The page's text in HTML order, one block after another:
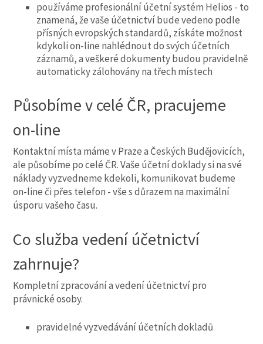
používáme profesionální účetní systém Helios - to
znamená, že vaše účetnictví bude vedeno podle
přísných evropských standardů, získáte možnost
kdykoli on-line nahlédnout do svých účetních
záznamů, a veškeré dokumenty budou pravidelně
automaticky zálohovány na třech místech
Působíme v celé ČR, pracujeme
on-line
Kontaktní místa máme v Praze a Českých Budějovicích,
ale působíme po celé ČR. Vaše účetní doklady si na své
náklady vyzvedneme kdekoli, komunikovat budeme
on-line či přes telefon - vše s důrazem na maximální
úsporu vašeho času.
Co služba vedení účetnictví
zahrnuje?
Kompletní zpracování a vedení účetnictví pro
právnické osoby.
pravidelné vyzvedávání účetních dokladů